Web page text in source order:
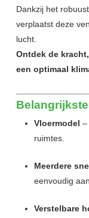
Dankzij het
verplaatst deze
lucht.
Ontdek de
een optimaal
Vloermodel –
ruimtes.
Meerdere
eenvoudig
Verstelbare